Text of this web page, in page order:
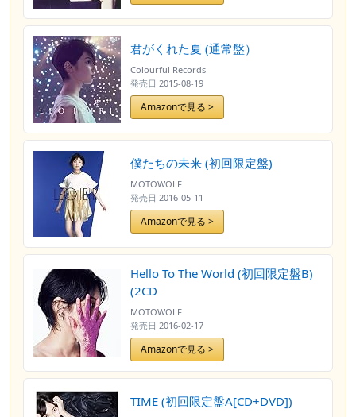
君がくれた夏 (通常盤）
Colourful Records
発売日 2015-08-19
Amazonで見る >
僕たちの未来 (初回限定盤)
MOTOWOLF
発売日 2016-05-11
Amazonで見る >
Hello To The World (初回限定盤B)
(2CD
MOTOWOLF
発売日 2016-02-17
Amazonで見る >
TIME (初回限定盤A[CD+DVD])